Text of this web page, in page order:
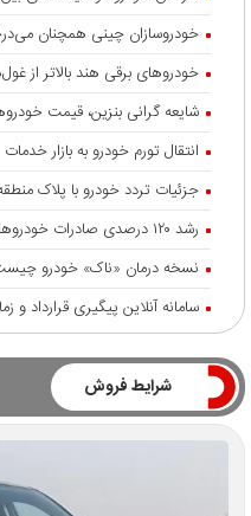
خودروسازان چینی همچنان
خودروهای برقی هند بالاتر از
شایعه گرانی بنزین، قیمت
انتقال تورم خودرو به بازار خدمات
جزئیات تردد خودرو با پلاک منطقه
رشد ۱۲۰ درصدی صادرات خودروهای برقی چین
نسخه درمان «ناک» خودرو
سامانه آنلاین پیگیری قرارداد‌
شرایط فروش